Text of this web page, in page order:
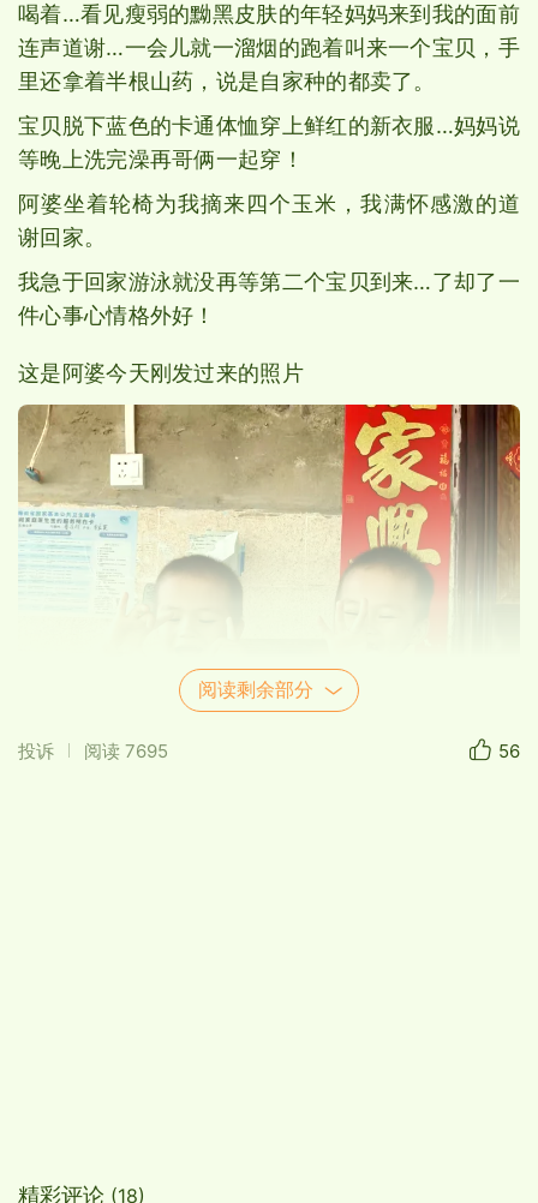
喝着…看见瘦弱的黝黑皮肤的年轻妈妈来到我的面前
连声道谢…一会儿就一溜烟的跑着叫来一个宝贝，手
里还拿着半根山药，说是自家种的都卖了。
宝贝脱下蓝色的卡通体恤穿上鲜红的新衣服…妈妈说
等晚上洗完澡再哥俩一起穿！
阿婆坐着轮椅为我摘来四个玉米，我满怀感激的道
谢回家。
我急于回家游泳就没再等第二个宝贝到来…了却了一
件心事心情格外好！
这是阿婆今天刚发过来的照片
阅读剩余部分
投诉 阅读 7695 56
精彩评论 (18)